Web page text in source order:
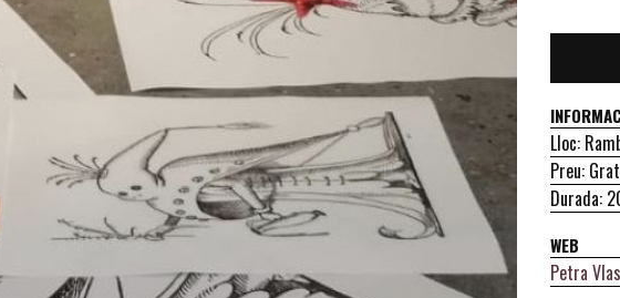
Lloc:
Preu:
Durada:
WEB
Petra